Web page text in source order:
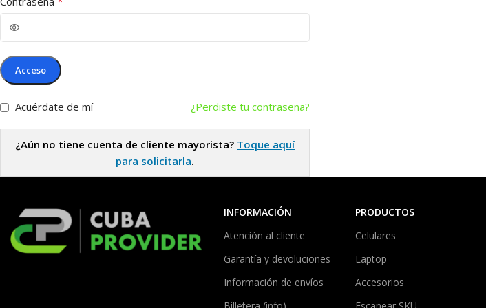
Acceso
¿Perdiste tu contraseña?
Acuérdate de mí
¿Aún no tiene cuenta de cliente mayorista? Toque aquí
para solicitarla.
INFORMACIÓN
Atención al cliente
Garantía y devoluciones
Información de envíos
PRODUCTOS
Celulares
Laptop
Accesorios